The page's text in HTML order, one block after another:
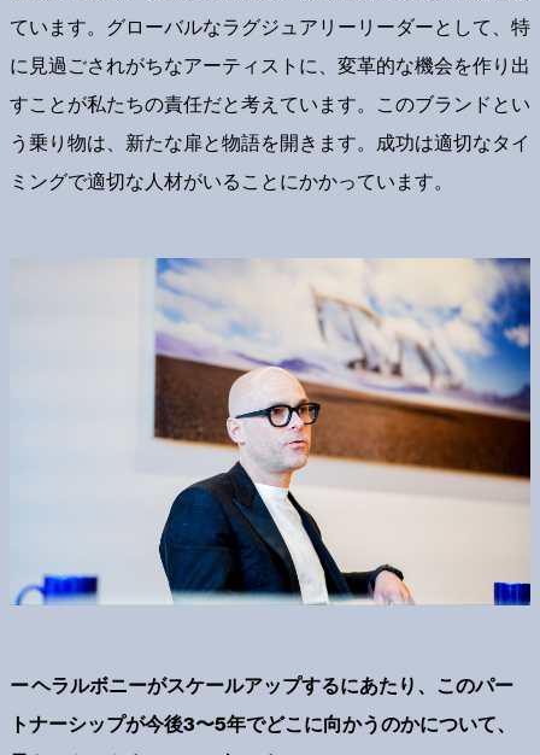
ています。グローバルなラグジュアリーリーダーとして、特
に見過ごされがちなアーティストに、変革的な機会を作り出
すことが私たちの責任だと考えています。このブランドとい
う乗り物は、新たな扉と物語を開きます。成功は適切なタイ
ミングで適切な人材がいることにかかっています。
ー ヘラルボニーがスケールアップするにあたり、このパー
トナーシップが今後3〜5年でどこに向かうのかについて、